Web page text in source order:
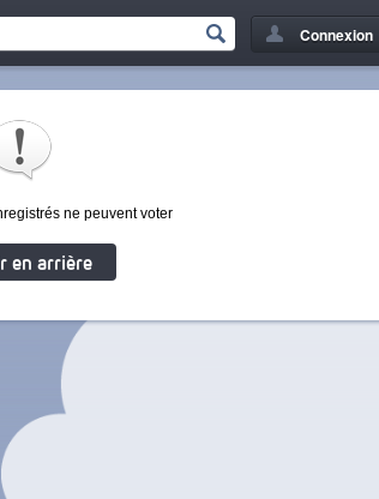
Connexion
ne peuvent voter
en arrière